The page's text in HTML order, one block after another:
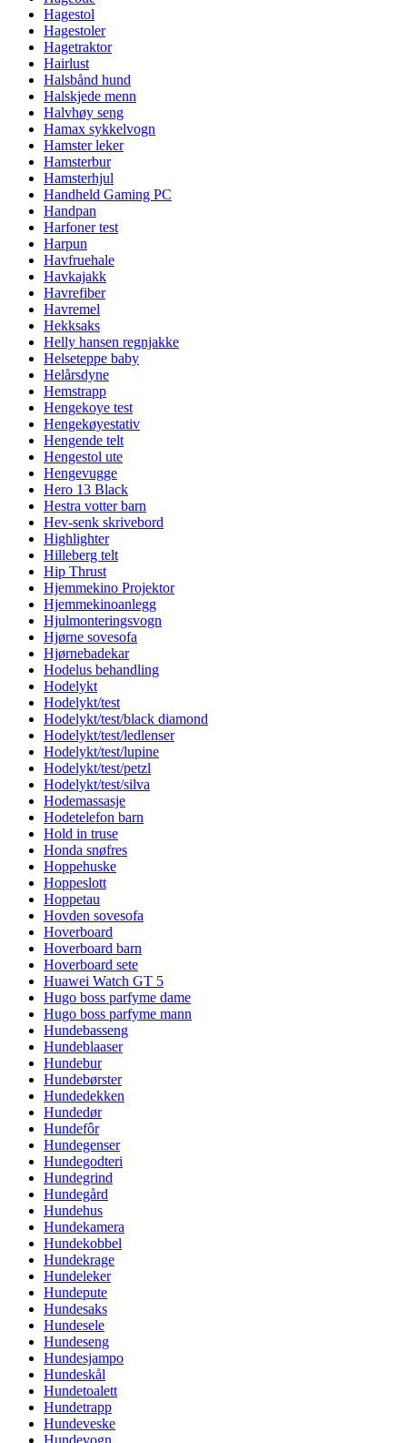
Hagestol
Hagestoler
Hagetraktor
Hairlust
Halsbånd hund
Halskjede menn
Halvhøy seng
Hamax sykkelvogn
Hamster leker
Hamsterbur
Hamsterhjul
Handheld Gaming PC
Handpan
Harfoner test
Harpun
Havfruehale
Havkajakk
Havrefiber
Havremel
Hekksaks
Helly hansen regnjakke
Helseteppe baby
Helårsdyne
Hemstrapp
Hengekoye test
Hengekøyestativ
Hengende telt
Hengestol ute
Hengevugge
Hero 13 Black
Hestra votter barn
Hev-senk skrivebord
Highlighter
Hilleberg telt
Hip Thrust
Hjemmekino Projektor
Hjemmekinoanlegg
Hjulmonteringsvogn
Hjørne sovesofa
Hjørnebadekar
Hodelus behandling
Hodelykt
Hodelykt/test
Hodelykt/test/black diamond
Hodelykt/test/ledlenser
Hodelykt/test/lupine
Hodelykt/test/petzl
Hodelykt/test/silva
Hodemassasje
Hodetelefon barn
Hold in truse
Honda snøfres
Hoppehuske
Hoppeslott
Hoppetau
Hovden sovesofa
Hoverboard
Hoverboard barn
Hoverboard sete
Huawei Watch GT 5
Hugo boss parfyme dame
Hugo boss parfyme mann
Hundebasseng
Hundeblaaser
Hundebur
Hundebørster
Hundedekken
Hundedør
Hundefôr
Hundegenser
Hundegodteri
Hundegrind
Hundegård
Hundehus
Hundekamera
Hundekobbel
Hundekrage
Hundeleker
Hundepute
Hundesaks
Hundesele
Hundeseng
Hundesjampo
Hundeskål
Hundetoalett
Hundetrapp
Hundeveske
Hundevogn